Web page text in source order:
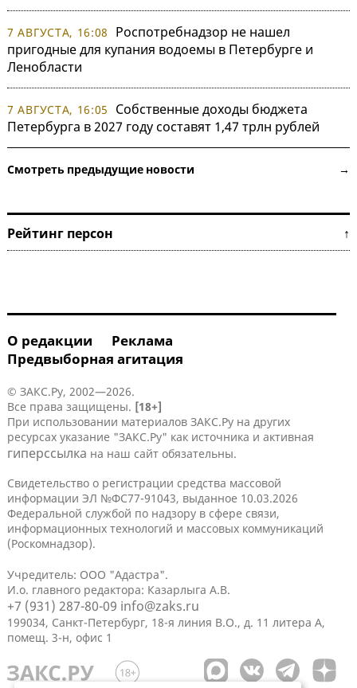
7 АВГУСТА, 16:08
Роспотребнадзор не нашел
пригодные для купания водоемы в Петербурге и
Ленобласти
7 АВГУСТА, 16:05
Собственные доходы бюджета
Петербурга в 2027 году составят 1,47 трлн рублей
Смотреть предыдущие новости →
Рейтинг персон ↑
О редакции
Реклама
Предвыборная агитация
© ЗАКС.Ру, 2002—2026.
Все права защищены. [18+]
При использовании материалов ЗАКС.Ру на других
ресурсах указание "ЗАКС.Ру" как источника и активная
гиперссылка на наш сайт обязательны.
Свидетельство о регистрации средства массовой
информации ЭЛ №ФС77-91043, выданное 10.03.2026
Федеральной службой по надзору в сфере связи,
информационных технологий и массовых коммуникаций
(Роскомнадзор).
Учредитель: ООО "Адастра".
И.о. главного редактора: Казарлыга А.В.
+7 (931) 287-80-09 info@zaks.ru
199034, Санкт-Петербург, 18-я линия В.О., д. 11 литера А,
помещ. 3-н, офис 1